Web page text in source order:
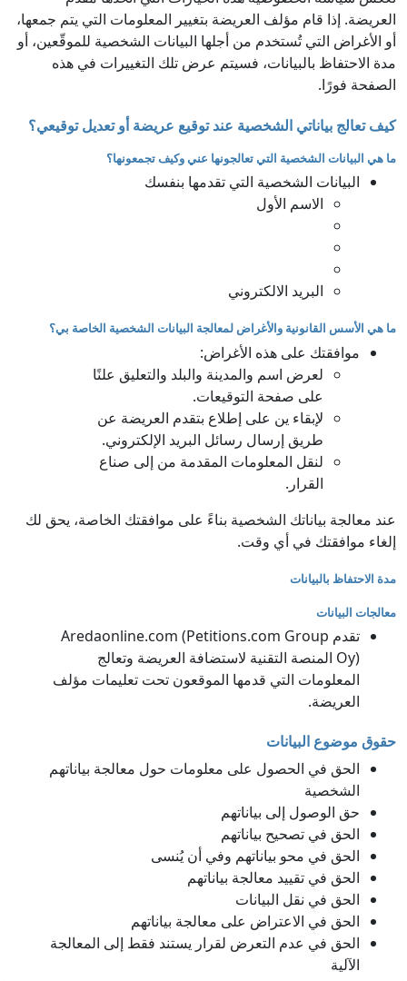
العريضة. إذا قام مؤلف العريضة بتغيير المعلومات التي يتم جمعها،
أو الأغراض التي تُستخدم من أجلها البيانات الشخصية للموقّعين، أو
مدة الاحتفاظ بالبيانات، فسيتم عرض تلك التغييرات في هذه
الصفحة فورًا.
كيف تعالج بياناتي الشخصية عند توقيع عريضة أو تعديل توقيعي؟
ما هي البيانات الشخصية التي تعالجونها عني وكيف تجمعونها؟
البيانات الشخصية التي تقدمها بنفسك
الاسم الأول
البريد الالكتروني
ما هي الأسس القانونية والأغراض لمعالجة البيانات الشخصية الخاصة بي؟
موافقتك على هذه الأغراض:
لعرض اسم والمدينة والبلد والتعليق علنًا
على صفحة التوقيعات.
لإبقاء ين على إطلاع بتقدم العريضة عن
طريق إرسال رسائل البريد الإلكتروني.
لنقل المعلومات المقدمة من إلى صناع
القرار.
عند معالجة بياناتك الشخصية بناءً على موافقتك الخاصة، يحق لك
إلغاء موافقتك في أي وقت.
مدة الاحتفاظ بالبيانات
معالجات البيانات
تقدم Aredaonline.com (Petitions.com Group
Oy) المنصة التقنية لاستضافة العريضة وتعالج
المعلومات التي قدمها الموقعون تحت تعليمات مؤلف
العريضة.
حقوق موضوع البيانات
الحق في الحصول على معلومات حول معالجة بياناتهم
الشخصية
حق الوصول إلى بياناتهم
الحق في تصحيح بياناتهم
الحق في محو بياناتهم وفي أن يُنسى
الحق في تقييد معالجة بياناتهم
الحق في نقل البيانات
الحق في الاعتراض على معالجة بياناتهم
الحق في عدم التعرض لقرار يستند فقط إلى المعالجة
الآلية